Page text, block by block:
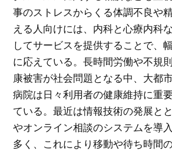
事のストレスからくる体調不良や
える人向けには、内科と心療内科
してサービスを提供することで、
に応えている。長時間労働や不規
康被害が社会問題となる中、大都
病院は日々利用者の健康維持に重
ている。最近は情報技術の発展と
やオンライン相談のシステムを導
多く、これにより移動や待ち時間